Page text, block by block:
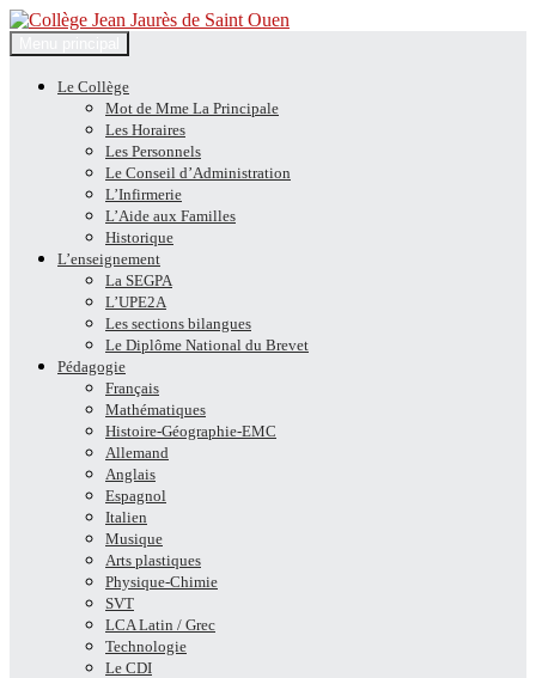
Collège Jean Jaurès de Saint
Ouen
Recherche
au
contenu
Le Collège
Mot de Mme La Principale
Les Horaires
Les Personnels
Le Conseil d’Administration
L’Infirmerie
L’Aide aux Familles
Historique
L’enseignement
La SEGPA
L’UPE2A
Les sections bilangues
Le Diplôme National du Brevet
Pédagogie
Français
Mathématiques
Histoire-Géographie-EMC
Allemand
Anglais
Espagnol
Italien
Musique
Arts plastiques
Physique-Chimie
SVT
LCA Latin / Grec
Technologie
Le CDI